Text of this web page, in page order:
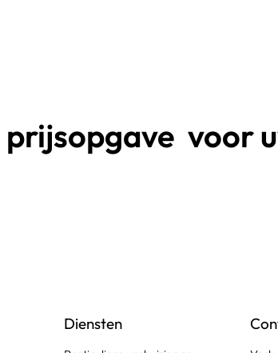
prijsopgave voor
Diensten